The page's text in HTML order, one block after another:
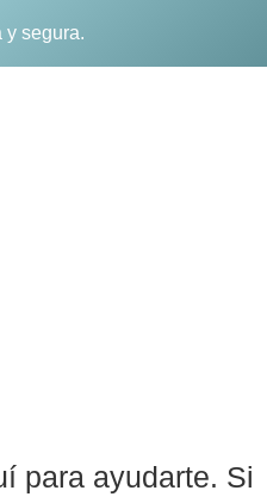
y segura.
para ayudarte. Si